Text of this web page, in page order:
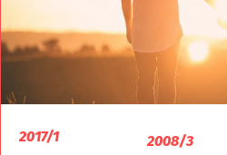
2017/1
2008/3